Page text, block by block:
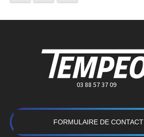
03 88 57 37 09
FORMULAIRE DE CONTACT